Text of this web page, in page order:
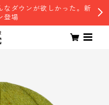
なダウンが欲しかった。新
登場